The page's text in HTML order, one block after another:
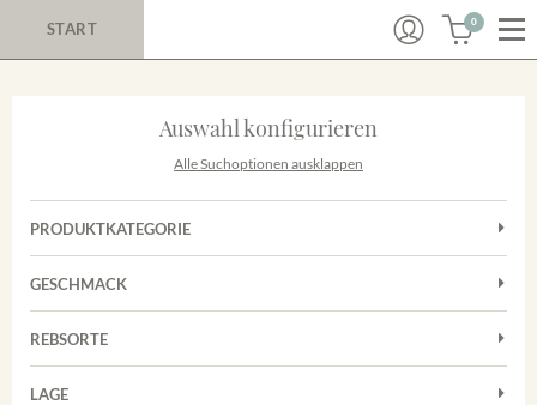
START 0
Auswahl konfigurieren
Alle Suchoptionen ausklappen
PRODUKTKATEGORIE
Cuvées
Rosé
GESCHMACK
Trocken
REBSORTE
Chardonnay
LAGE